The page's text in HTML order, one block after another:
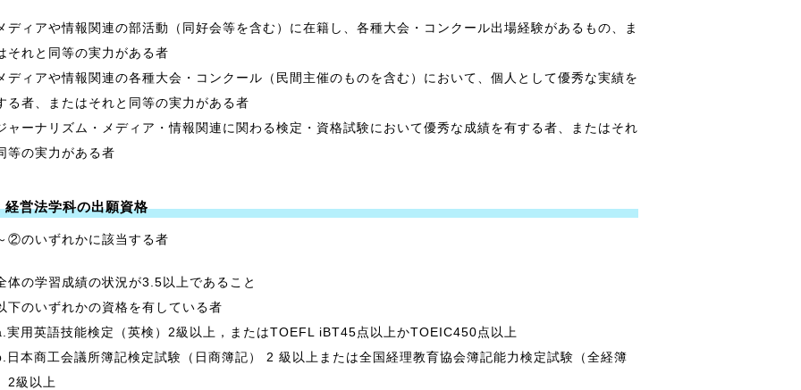
ィアや情報関連の部活動（同好会等を含む）に在籍し、各種大会・コンクール出場経験があるもの、ま
それと同等の実力がある者
ィアや情報関連の各種大会・コンクール（民間主催のものを含む）において、個人として優秀な実績を
る者、またはそれと同等の実力がある者
ーナリズム・メディア・情報関連に関わる検定・資格試験において優秀な成績を有する者、またはそれ
等の実力がある者
経営法学科の出願資格
②のいずれかに該当する者
の学習成績の状況が3.5以上であること
下のいずれかの資格を有している者
用英語技能検定（英検）2級以上，またはTOEFL iBT45点以上かTOEIC450点以上
本商工会議所簿記検定試験（日商簿記） 2 級以上または全国経理教育協会簿記能力検定試験（全経簿
2級以上